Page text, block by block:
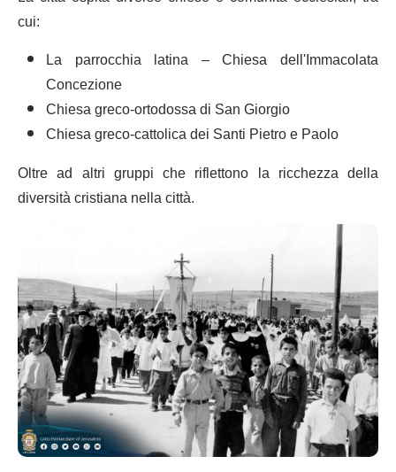
cui:
La parrocchia latina – Chiesa dell'Immacolata
Concezione
Chiesa greco-ortodossa di San Giorgio
Chiesa greco-cattolica dei Santi Pietro e Paolo
Oltre ad altri gruppi che riflettono la ricchezza della
diversità cristiana nella città.